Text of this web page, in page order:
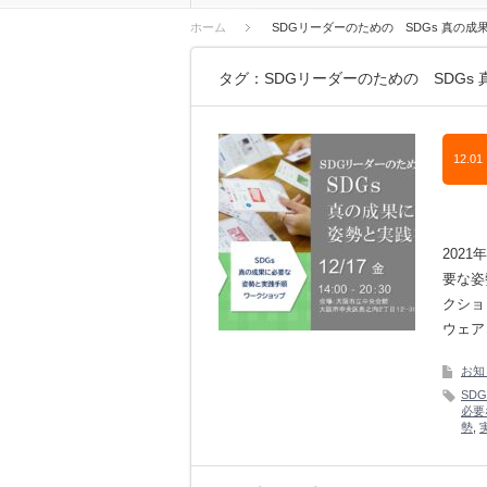
ホーム SDGリーダーのための SDGs 真の成
タグ：SDGリーダーのための SDGs
12.01
2021
要な
クシ
ウェ
お
必
勢